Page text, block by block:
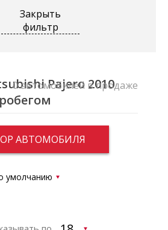
Закрыть
фильтр
Pajero 2010
АВТОМОБИЛЯ
0 автомобилей в продаже